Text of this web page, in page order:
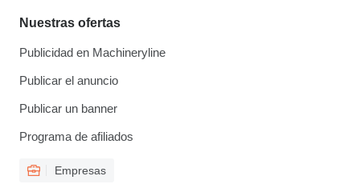
Nuestras ofertas
Publicidad en Machineryline
Publicar el anuncio
Publicar un banner
Programa de afiliados
Empresas